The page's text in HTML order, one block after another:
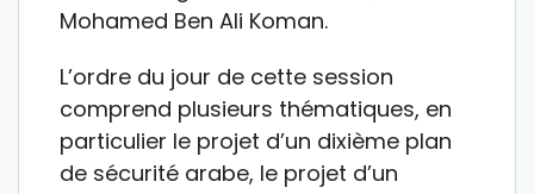
Mohamed Ben Ali Koman.
L’ordre du jour de cette session
comprend plusieurs thématiques, en
particulier le projet d’un dixième plan
de sécurité arabe, le projet d’un